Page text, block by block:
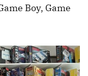
Boy, Game